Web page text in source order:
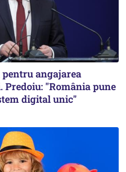
angajarea
"România pune
digital unic"